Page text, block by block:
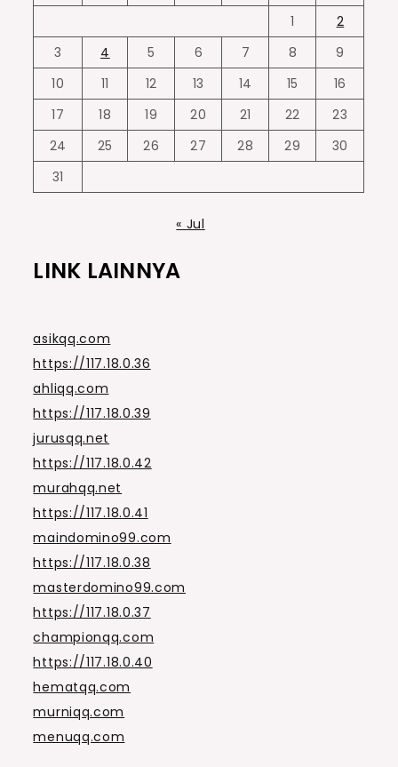
1
2
3
4 5 6 7 8
9
10
11 12 13 14 15
16
17
18 19 20 21 22
23
24
25 26 27 28 29
30
31
« Jul
LINK LAINNYA
asikqq.com
https://117.18.0.36
ahliqq.com
https://117.18.0.39
jurusqq.net
https://117.18.0.42
murahqq.net
https://117.18.0.41
maindomino99.com
https://117.18.0.38
masterdomino99.com
https://117.18.0.37
championqq.com
https://117.18.0.40
hematqq.com
murniqq.com
menuqq.com